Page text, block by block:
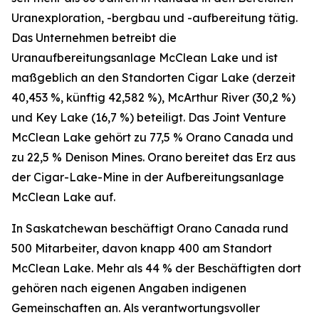
Uranexploration, -bergbau und -aufbereitung tätig.
Das Unternehmen betreibt die
Uranaufbereitungsanlage McClean Lake und ist
maßgeblich an den Standorten Cigar Lake (derzeit
40,453 %, künftig 42,582 %), McArthur River (30,2 %)
und Key Lake (16,7 %) beteiligt. Das Joint Venture
McClean Lake gehört zu 77,5 % Orano Canada und
zu 22,5 % Denison Mines. Orano bereitet das Erz aus
der Cigar-Lake-Mine in der Aufbereitungsanlage
McClean Lake auf.
In Saskatchewan beschäftigt Orano Canada rund
500 Mitarbeiter, davon knapp 400 am Standort
McClean Lake. Mehr als 44 % der Beschäftigten dort
gehören nach eigenen Angaben indigenen
Gemeinschaften an. Als verantwortungsvoller